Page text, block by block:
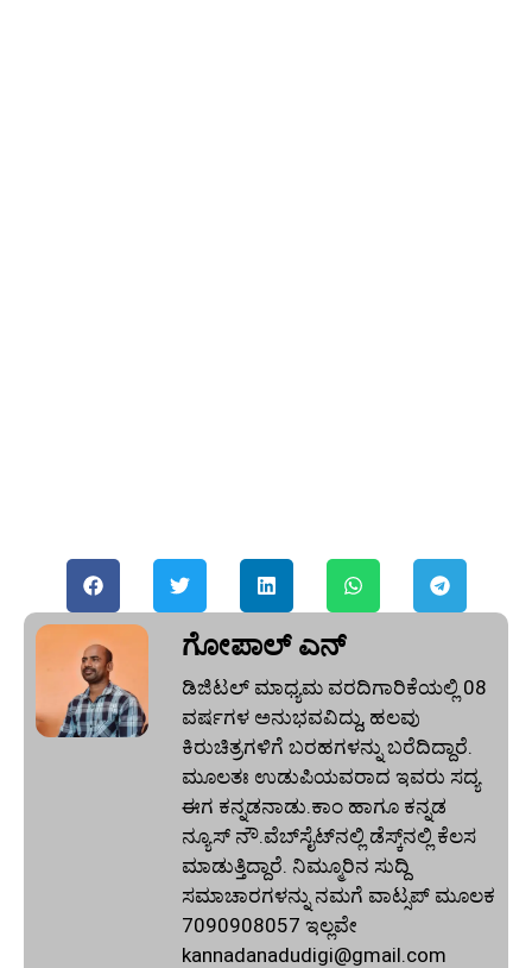
ಗೋಪಾಲ್‌ ಎನ್‌
ಡಿಜಿಟಲ್ ಮಾಧ್ಯಮ ವರದಿಗಾರಿಕೆಯಲ್ಲಿ 08
ವರ್ಷಗಳ ಅನುಭವವಿದ್ದು, ಹಲವು
ಕಿರುಚಿತ್ರಗಳಿಗೆ ಬರಹಗಳನ್ನು ಬರೆದಿದ್ದಾರೆ.
ಮೂಲತಃ ಉಡುಪಿಯವರಾದ ಇವರು ಸದ್ಯ
ಈಗ ಕನ್ನಡನಾಡು.ಕಾಂ ಹಾಗೂ ಕನ್ನಡ
ನ್ಯೂಸ್‌ ನೌ.ವೆಬ್‌ಸೈಟ್‌ನಲ್ಲಿ ಡೆಸ್ಕ್‌ನಲ್ಲಿ ಕೆಲಸ
ಮಾಡುತ್ತಿದ್ದಾರೆ. ನಿಮ್ಮೂರಿನ ಸುದ್ದಿ
ಸಮಾಚಾರಗಳನ್ನು ನಮಗೆ ವಾಟ್ಸಪ್‌ ಮೂಲಕ
7090908057 ಇಲ್ಲವೇ
kannadanadudigi@gmail.com